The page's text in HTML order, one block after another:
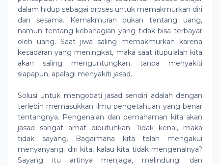
dalam hidup sebagai proses untuk memakmurkan diri
dan sesama. Kemakmuran bukan tentang uang,
namun tentang kebahagian yang tidak bisa terbayar
oleh uang. Saat jiwa saling memakmurkan karena
kesadaran yang meningkat, maka saat itupulalah kita
akan saling menguntungkan, tanpa menyakiti
siapapun, apalagi menyakiti jasad.
Solusi untuk mengobati jasad sendiri adalah dengan
terlebih memasukkan ilmu pengetahuan yang benar
tentangnya. Pengenalan dan pemahaman kita akan
jasad sangat amat dibutuhkan. Tidak kenal, maka
tidak sayang. Bagaimana kita telah mengakui
menyanyangi diri kita, kalau kita tidak mengenalnya?
Sayang itu artinya menjaga, melindungi dan